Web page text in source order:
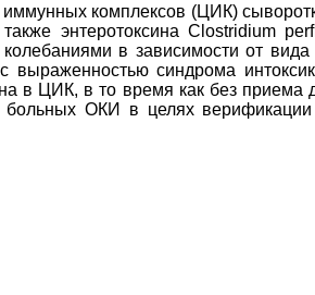
комплексов (ЦИК)
энтеротоксина Clostridium
в зависимости от
синдрома
в ЦИК, в то время как без приема
больных ОКИ в целях верификации